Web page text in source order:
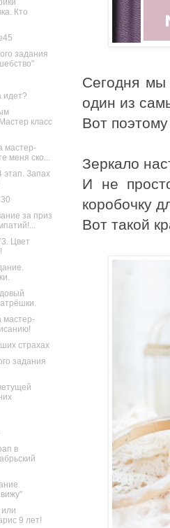
Сегодня
один из
Вот
Зеркало
И не
коробочку
Вот такой
Кто
задания
идет?
класс
мастер-
меня ско...
этап. Запах
за приз
Цвет
мастер-
страхах
задания
в
9 лет!